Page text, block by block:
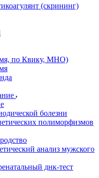
(скрининг)
по Квику, МНО)
болезни
полиморфизмов
анализ мужского
днк-тест